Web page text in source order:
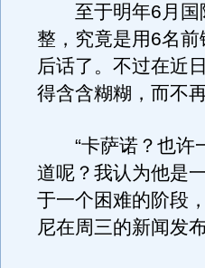
至于明年6月国
整，究竟是用6名
后话了。不过在近
得含含糊糊，而不
“卡萨诺？也许
道呢？我认为他是
于一个困难的阶段
尼在周三的新闻发